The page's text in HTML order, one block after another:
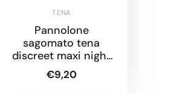
TENA
Pannolone
sagomato tena
discreet maxi night
12 pezzi
€9,20